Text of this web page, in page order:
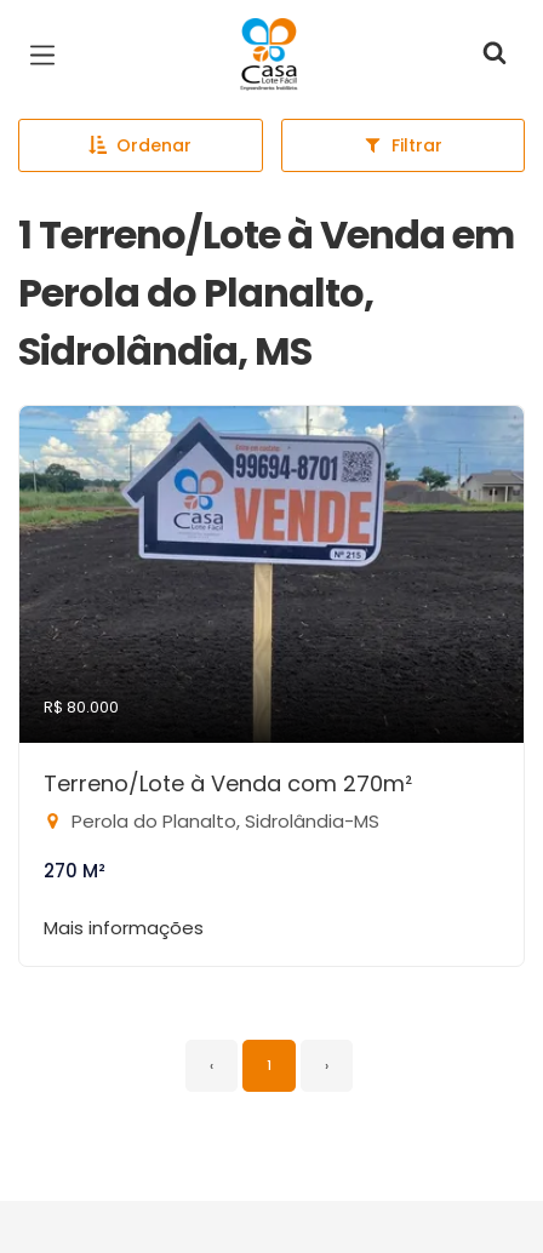
Página inicial
Ordenar Filtrar
1 Terreno/Lote à Venda em
Perola do Planalto,
Sidrolândia, MS
R$ 80.000
Terreno/Lote à Venda com 270m²
Perola do Planalto, Sidrolândia-MS
270 M²
Mais informações
‹ 1 ›